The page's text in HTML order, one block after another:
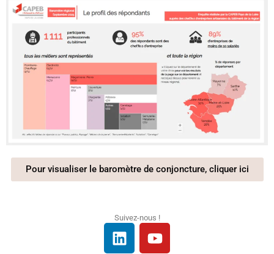
Pour visualiser le baromètre de conjoncture, cliquer ici
Suivez-nous !